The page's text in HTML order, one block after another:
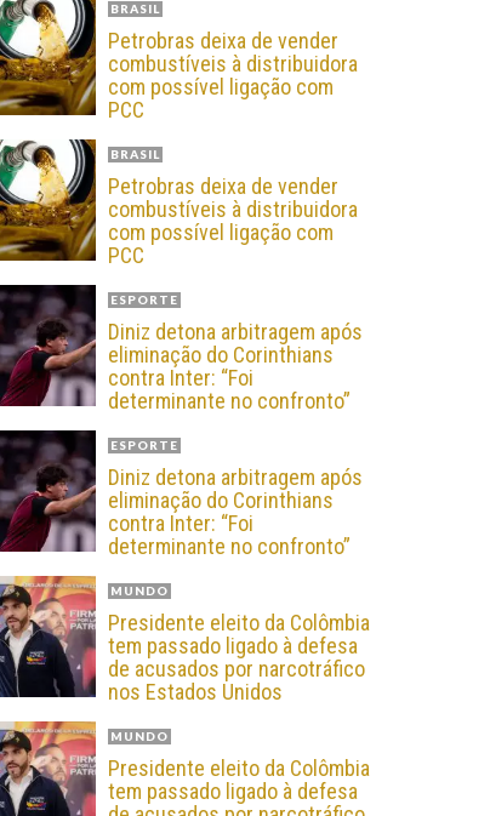
BRASIL
Petrobras deixa de vender
combustíveis à distribuidora
com possível ligação com
PCC
BRASIL
Petrobras deixa de vender
combustíveis à distribuidora
com possível ligação com
PCC
ESPORTE
Diniz detona arbitragem após
eliminação do Corinthians
contra Inter: “Foi
determinante no confronto”
ESPORTE
Diniz detona arbitragem após
eliminação do Corinthians
contra Inter: “Foi
determinante no confronto”
MUNDO
Presidente eleito da Colômbia
tem passado ligado à defesa
de acusados por narcotráfico
nos Estados Unidos
MUNDO
Presidente eleito da Colômbia
tem passado ligado à defesa